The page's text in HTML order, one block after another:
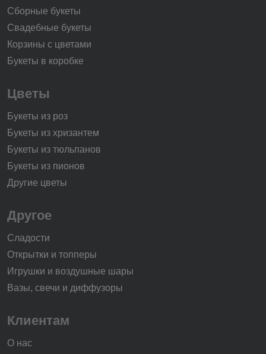
Сборные букеты
Свадебные букеты
Корзины с цветами
Букеты в коробке
Цветы
Букеты из роз
Букеты из хризантем
Букеты из тюльпанов
Букеты из пионов
Другие цветы
Другое
Сладости
Открытки и топперы
Игрушки и воздушные шары
Вазы, свечи и диффузоры
Клиентам
О нас